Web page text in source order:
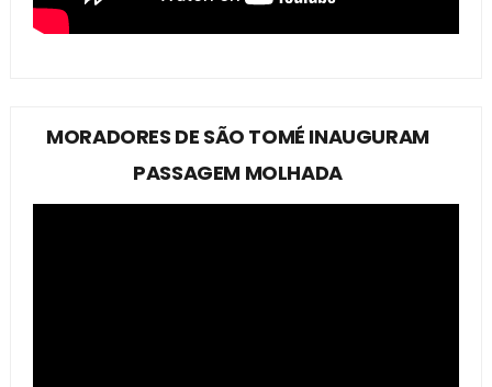
MORADORES DE SÃO TOMÉ INAUGURAM
PASSAGEM MOLHADA